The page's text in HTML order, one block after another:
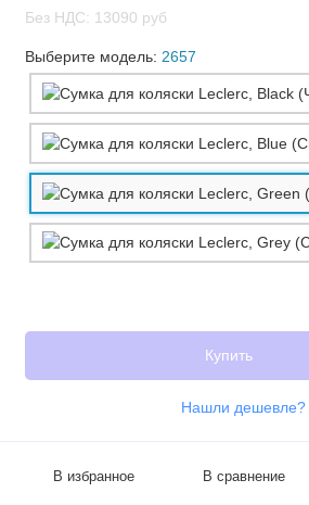
Без НДС: 13090 руб
Выберите модель: 2657
Купить
Нашли дешевле?
В избранное В сравнение